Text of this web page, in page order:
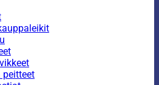
peitteet